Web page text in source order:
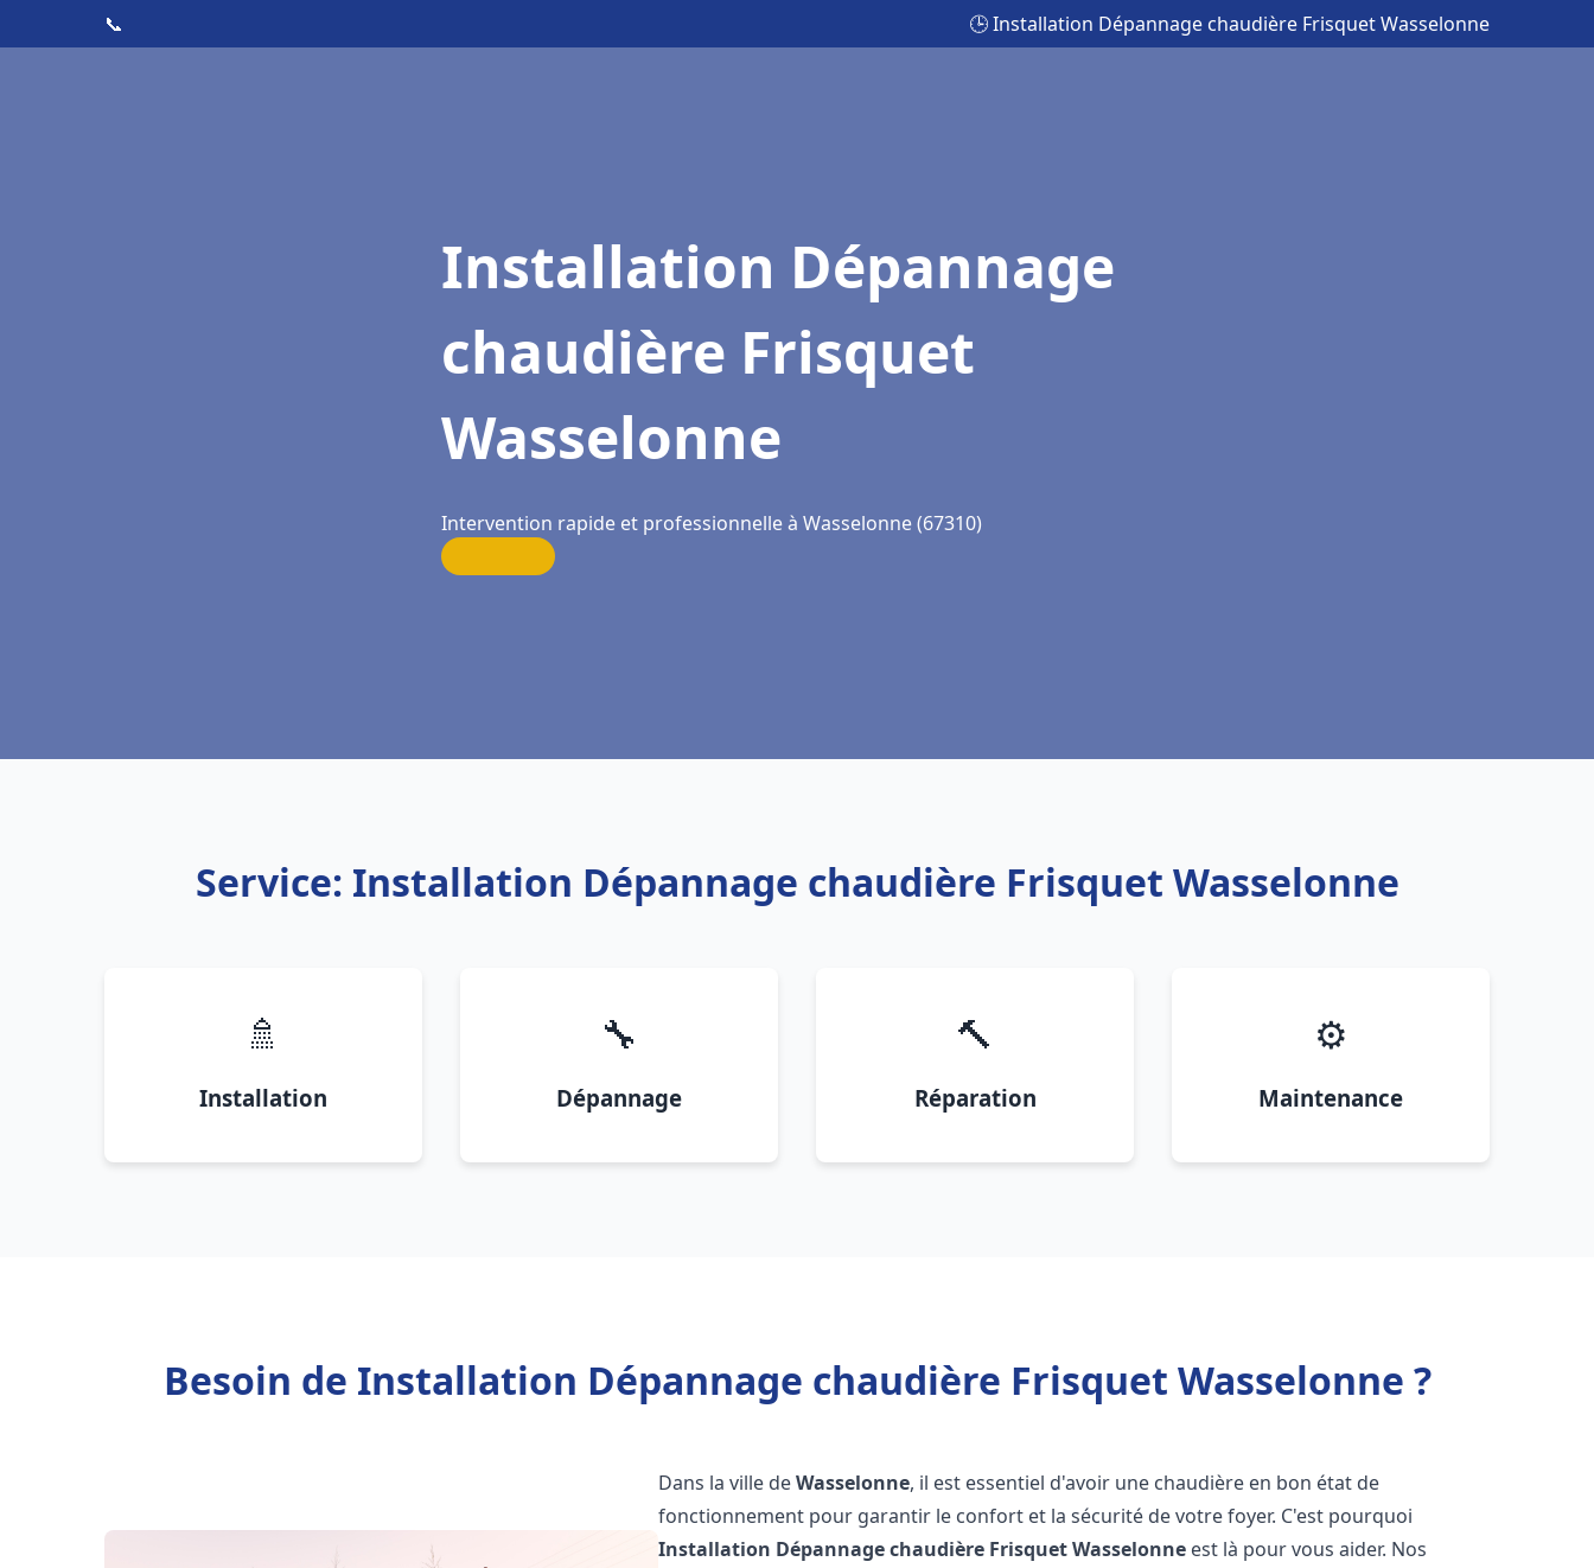
📞 🕒 Installation Dépannage chaudière Frisquet Wasselonne
Installation Dépannage
chaudière Frisquet
Wasselonne
Intervention rapide et professionnelle à Wasselonne (67310)
Service: Installation Dépannage chaudière Frisquet Wasselonne
🚿
Installation
🔧
Dépannage
🔨
Réparation
⚙️
Maintenance
Besoin de Installation Dépannage chaudière Frisquet Wasselonne ?
Dans la ville deWasselonne, il est essentiel d'avoir une chaudière en bon état de
fonctionnement pour garantir le confort et la sécurité de votre foyer. C'est pourquoi
Installation Dépannage chaudière FrisquetWasselonne est là pour vous aider. Nos